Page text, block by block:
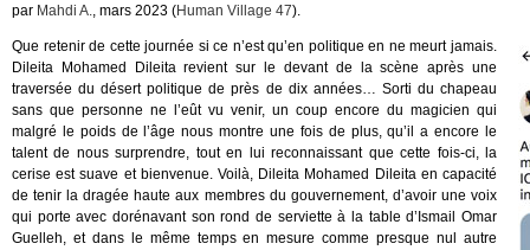
par Mahdi A., mars 2023 (Human Village 47).
Que retenir de cette journée si ce n’est qu’en politique en ne meurt jamais.
Dileita Mohamed Dileita revient sur le devant de la scène après une
traversée du désert politique de près de dix années… Sorti du chapeau
sans que personne ne l’eût vu venir, un coup encore du magicien qui
malgré le poids de l’âge nous montre une fois de plus, qu’il a encore le
talent de nous surprendre, tout en lui reconnaissant que cette fois-ci, la
cerise est suave et bienvenue. Voilà, Dileita Mohamed Dileita en capacité
de tenir la dragée haute aux membres du gouvernement, d’avoir une voix
qui porte avec dorénavant son rond de serviette à la table d’Ismail Omar
Guelleh, et dans le même temps en mesure comme presque nul autre